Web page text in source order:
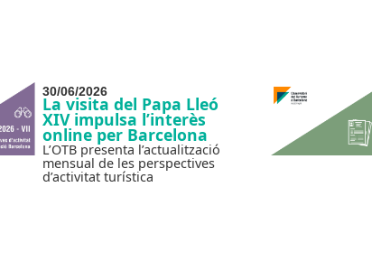
30/06/2026
La visita del Papa Lleó
XIV impulsa l’interès
online per Barcelona
L’OTB presenta l’actualització
mensual de les perspectives
d’activitat turística